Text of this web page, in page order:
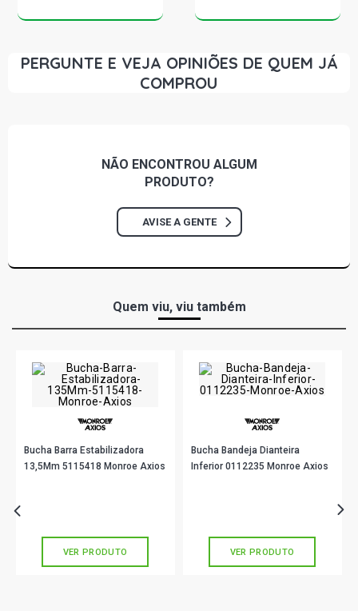
PERGUNTE E VEJA OPINIÕES DE QUEM JÁ
COMPROU
NÃO ENCONTROU ALGUM
PRODUTO?
AVISE A GENTE
Quem viu, viu também
Bucha Barra Estabilizadora
13,5Mm 5115418 Monroe Axios
VER PRODUTO
Bucha Bandeja Dianteira
Inferior 0112235 Monroe Axios
VER PRODUTO